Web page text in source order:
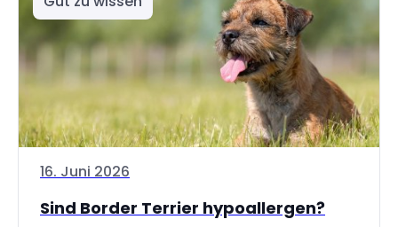
16. Juni 2026
Sind Border Terrier hypoallergen?